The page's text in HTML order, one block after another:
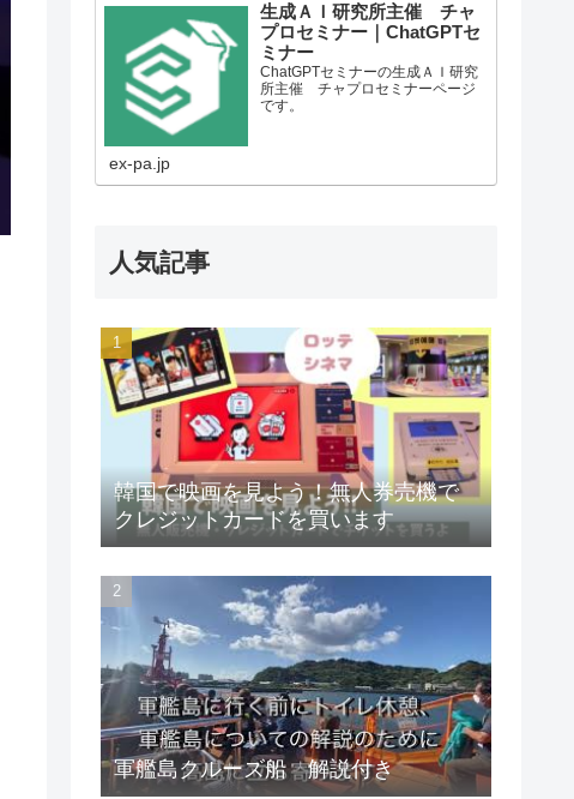
生成ＡＩ研究所主催 チャ
プロセミナー｜ChatGPTセ
ミナー
ChatGPTセミナーの生成ＡＩ研究
所主催 チャプロセミナーページ
です。
ex-pa.jp
人気記事
韓国で映画を見よう！無人券売機で
クレジットカードを買います
軍艦島クルーズ船 解説付き